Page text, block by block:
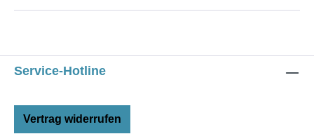
Service-Hotline
Vertrag widerrufen